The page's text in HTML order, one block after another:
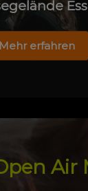
Mehr erfahren